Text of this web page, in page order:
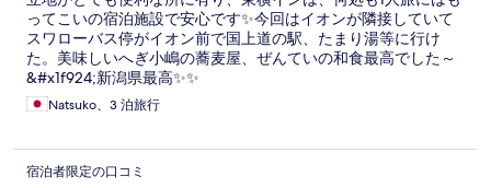
ってこいの宿泊施設で安心です✨今回はイオンが隣接していて
スワローバス停がイオン前で国上道の駅、たまり湯等に行け
た。美味しいへぎ小嶋の蕎麦屋、ぜんていの和食最高でした～
&#x1f924;新潟県最高✨✨
Natsuko、3 泊旅行
宿泊者限定の口コミ